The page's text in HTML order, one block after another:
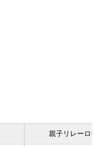
親子リレーロ